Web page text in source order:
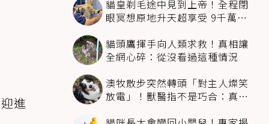
進
貓皇剃毛途中見到上帝！全程閉
眼冥想原地升天超享受 9千萬人
貓頭鷹揮手向人類求救！真相讓
全網心碎：從沒看過這種情況
澳牧散步突然轉頭「對主人燦笑
放電」！獸醫指不是巧合：真相